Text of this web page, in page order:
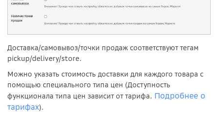
Доставка/самовывоз/точки продаж соответствуют тегам
pickup/delivery/store.
Можно указать стоимость доставки для каждого товара с
помощью специального типа цен (Доступность
функционала типа цен зависит от тарифа. Подробнее о
тарифах).